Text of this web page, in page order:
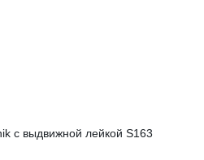
с выдвижной лейкой S163